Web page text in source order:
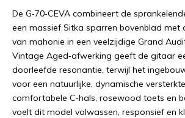
De G‑70‑CEVA combineert de
een massief Sitka sparren bovenblad met
van mahonie in een veelzijdige Grand
Vintage Aged‑afwerking geeft de gitaar
doorleefde resonantie, terwijl het
voor een natuurlijke, dynamische
comfortabele C‑hals, rosewood toets en
voelt dit model volwassen, responsief en